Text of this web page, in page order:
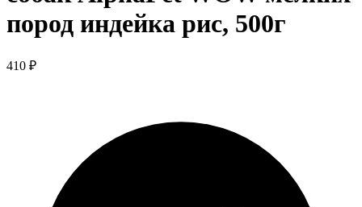
пород индейка рис, 500г
410 ₽